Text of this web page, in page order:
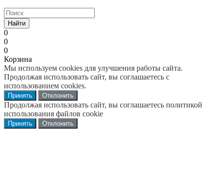
Найти
0
0
0
Корзина
Мы используем cookies для улучшения работы сайта.
Продолжая использовать сайт, вы соглашаетесь с
использованием cookies.
Принять Отклонить
Продолжая использовать сайт, вы соглашаетесь политикой
использования файлов cookie
Принять Отклонить